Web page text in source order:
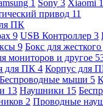
1 Sony 3 Xiaomi
привод 11
ПК
9 USB Контроллер 3
9 Бокс для жесткого
мониторов и другое
для ПК 4 Корпус для
Беспроводные мыши 5
13 Наушники 15
2 Проводные